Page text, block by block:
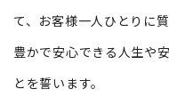
て、お客様一人ひとりに
豊かで安心できる人生や
とを誓います。